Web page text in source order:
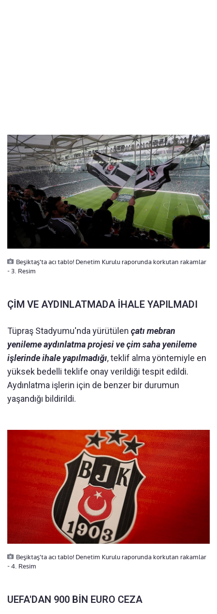
Beşiktaş'ta acı tablo! Denetim Kurulu raporunda korkutan rakamlar
- 3. Resim
ÇİM VE AYDINLATMADA İHALE YAPILMADI
Tüpraş Stadyumu'nda yürütülen çatı mebran
yenileme aydınlatma projesi ve çim saha yenileme
işlerinde ihale yapılmadığı, teklif alma yöntemiyle en
yüksek bedelli teklife onay verildiği tespit edildi.
Aydınlatma işlerin için de benzer bir durumun
yaşandığı bildirildi.
Beşiktaş'ta acı tablo! Denetim Kurulu raporunda korkutan rakamlar
- 4. Resim
UEFA'DAN 900 BİN EURO CEZA